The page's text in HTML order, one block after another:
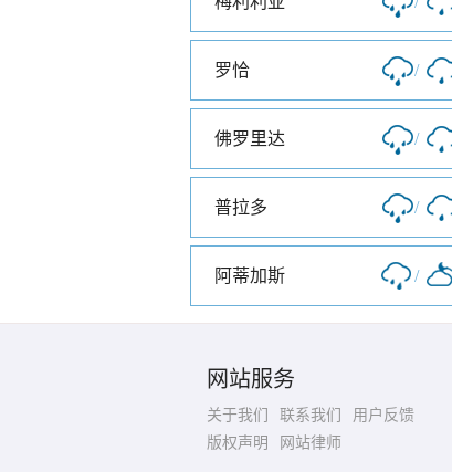
罗恰 /
佛罗里达 /
普拉多 /
阿蒂加斯 /
网站服务
关于我们 联系我们
用户反馈
版权声明
网站律师